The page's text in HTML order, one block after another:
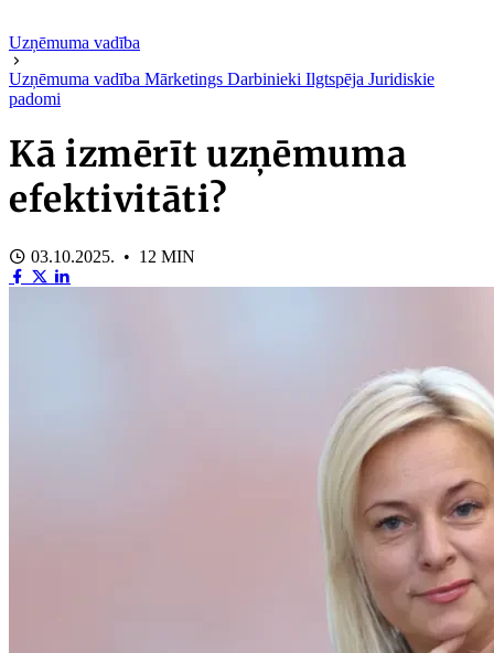
Uzņēmuma vadība
Uzņēmuma vadība Mārketings Darbinieki Ilgtspēja Juridiskie
padomi
Kā izmērīt uzņēmuma
efektivitāti?
03.10.2025. • 12 MIN